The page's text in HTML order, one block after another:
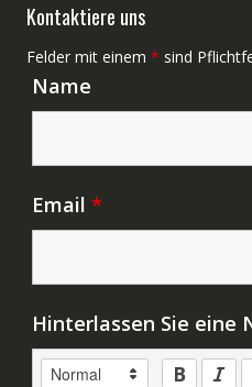
Kontaktiere uns
Felder mit einem * sind
Name
Email *
Hinterlassen Sie eine